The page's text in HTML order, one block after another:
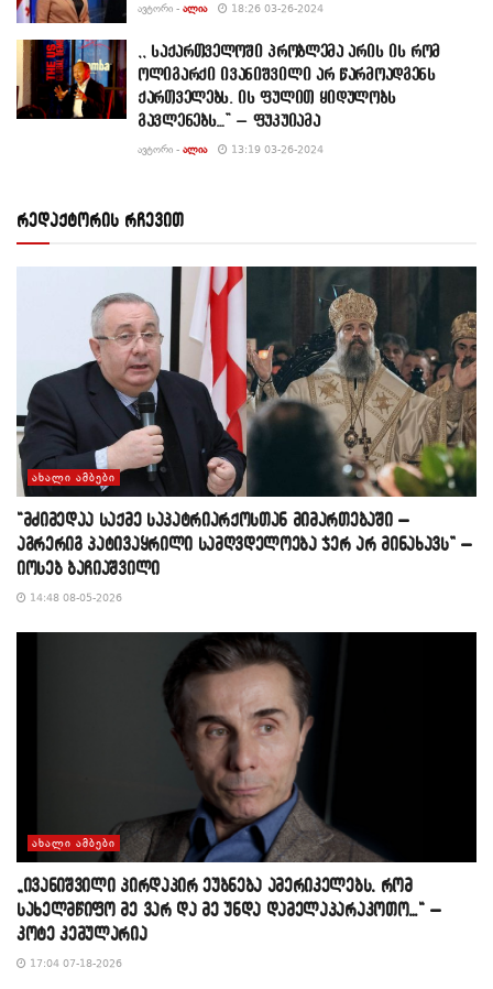
ᲐᲕᲢᲝᲠᲘ - ᲐᲚᲘᲐ 18:26 03-26-2024
,, საქართველოში პრობლემა არის ის რომ
ოლიგარქი ივანიშვილი არ წარმოადგენს
ქართველებს. ის ფულით ყიდულობს
გავლენებს…” – ფუკუიამა
ᲐᲕᲢᲝᲠᲘ - ᲐᲚᲘᲐ 13:19 03-26-2024
რედაქტორის რჩევით
ᲐᲮᲐᲚᲘ ᲐᲛᲑᲔᲑᲘ
“მძიმედაა საქმე საპატრიარქოსთან მიმართებაში –
აგრერიგ პატივაყრილი სამღვდელოება ჯერ არ მინახავს” –
იოსებ ბაჩიაშვილი
14:48 08-05-2026
ᲐᲮᲐᲚᲘ ᲐᲛᲑᲔᲑᲘ
„ივანიშვილი პირდაპირ ეუბნება ამერიკელებს, რომ
სახელმწიფო მე ვარ და მე უნდა დამელაპარაკოთო…“ –
კოტე კემულარია
17:04 07-18-2026